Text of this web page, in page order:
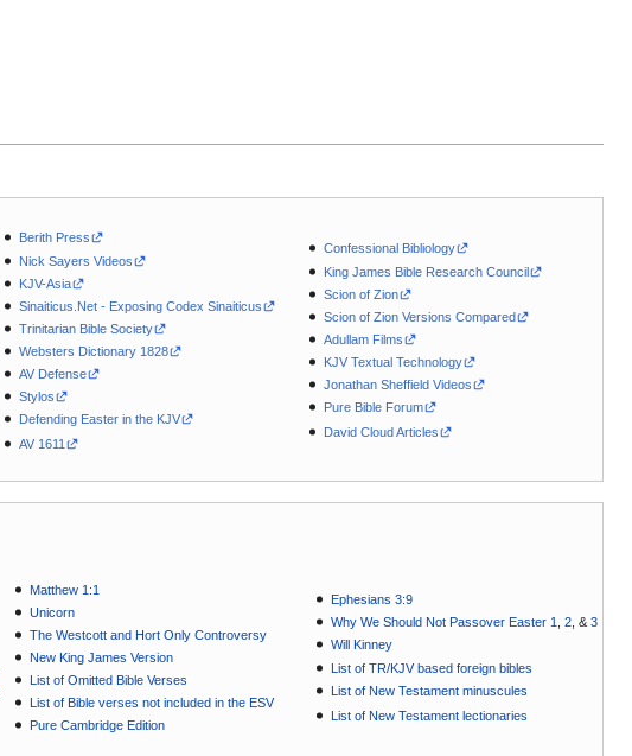
Berith Press
Nick Sayers Videos
KJV-Asia
Sinaiticus.Net - Exposing Codex Sinaiticus
Trinitarian Bible Society
Websters Dictionary 1828
AV Defense
Stylos
Defending Easter in the KJV
AV 1611
Confessional Bibliology
King James Bible Research Council
Scion of Zion
Scion of Zion Versions Compared
Adullam Films
KJV Textual Technology
Jonathan Sheffield Videos
Pure Bible Forum
David Cloud Articles
Matthew 1:1
Unicorn
The Westcott and Hort Only Controversy
New King James Version
List of Omitted Bible Verses
List of Bible verses not included in the ESV
Pure Cambridge Edition
Ephesians 3:9
Why We Should Not Passover Easter 1
,2 , &3
Will Kinney
List of TR/KJV based foreign bibles
List of New Testament minuscules
List of New Testament lectionaries